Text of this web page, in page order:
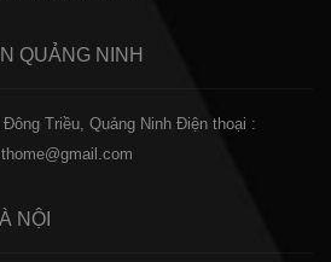
QUẢNG NINH
Triều, Quảng Ninh Điện thoại :
NỘI